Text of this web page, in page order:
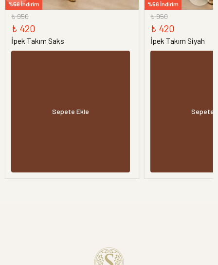
%56 İndirim
₺ 950
₺ 420
İpek Takım Saks
Sepete Ekle
%56 İndirim
₺ 950
₺ 420
İpek Takım Siyah
Sepete